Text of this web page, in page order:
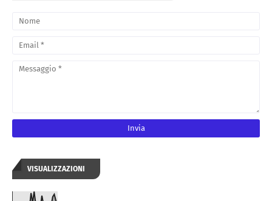
VISUALIZZAZIONI